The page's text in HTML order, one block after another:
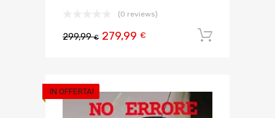
(0 reviews)
299,99€ 279,99 €
IN OFFERTA!